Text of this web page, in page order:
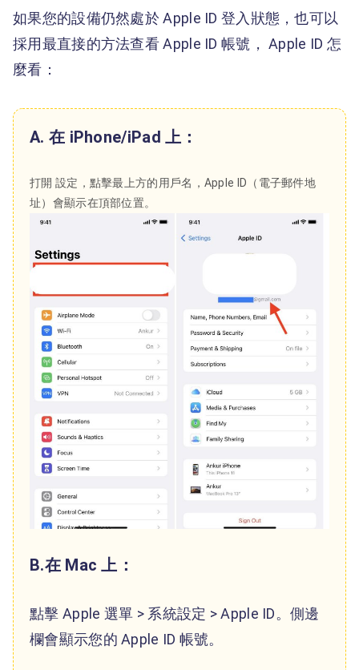
如果您的設備仍然處於 Apple ID 登入狀態，也可以
採用最直接的方法查看 Apple ID 帳號， Apple ID 怎
麼看：
A. 在 iPhone/iPad 上：
打開 設定，點擊最上方的用戶名，Apple ID（電子郵件地
址）會顯示在頂部位置。
B.在 Mac 上：
點擊 Apple 選單 > 系統設定 > Apple ID。側邊
欄會顯示您的 Apple ID 帳號。